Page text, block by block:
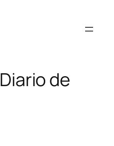
Diario de